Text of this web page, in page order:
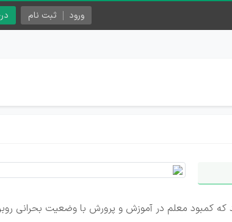
ورود ثبت نام
کمبود معلم در آموزش و پرورش با وضعیت بحرانی